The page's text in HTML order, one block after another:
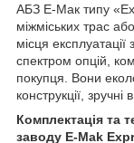
АБЗ Е-Мак типу
міжміських трас
місця
спектром опцій,
покупця. Вони
конструкції, зручні
Комплектація та
заводу E-Mak